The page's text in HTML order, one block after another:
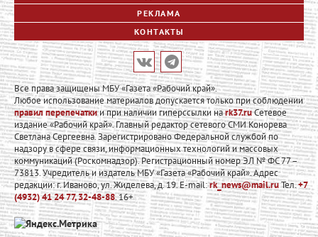
РЕКЛАМА
КОНТАКТЫ
Все права защищены МБУ «Газета «Рабочий край».
Любое использование материалов допускается только при соблюдении
правил перепечаткии при наличии гиперссылки наrk37.ruСетевое
издание «Рабочий край». Главный редактор сетевого СМИ Конорева
Светлана Сергеевна. Зарегистрировано Федеральной службой по
надзору в сфере связи, информационных технологий и массовых
коммуникаций (Роскомнадзор). Регистрационный номер ЭЛ № ФС 77 –
73813. Учредитель и издатель МБУ «Газета «Рабочий край». Адрес
редакции: г. Иваново, ул. Жиделева, д. 19. E-mail:rk_news@mail.ruТел.+7
(4932) 41 24 77, 32-48-88. 16+